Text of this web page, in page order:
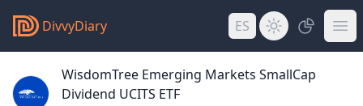
DivvyDiary ES
WisdomTree Emerging Markets SmallCap
Dividend UCITS ETF